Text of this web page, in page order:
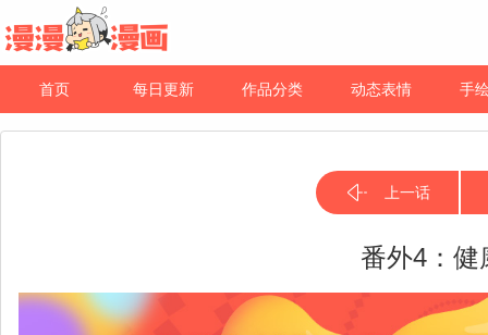
首页 每日更新 作品分类 动态表情 手
上一话
番外4：健